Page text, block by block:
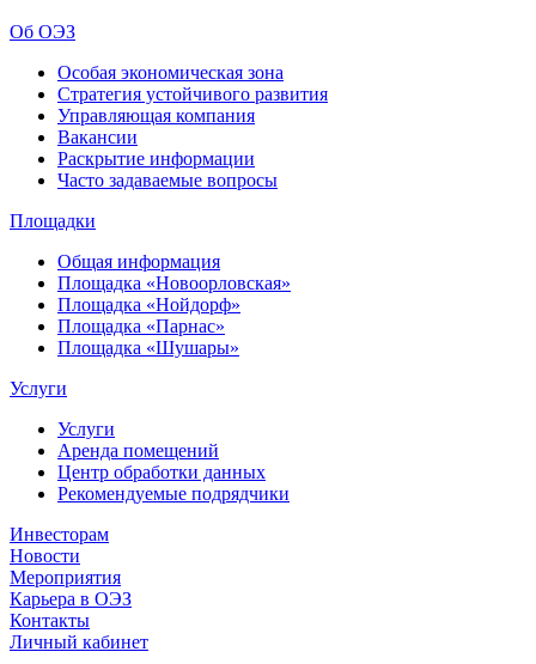
Об ОЭЗ
Особая экономическая зона
Стратегия устойчивого развития
Управляющая компания
Вакансии
Раскрытие информации
Часто задаваемые вопросы
Площадки
Общая информация
Площадка «Новоорловская»
Площадка «Нойдорф»
Площадка «Парнас»
Площадка «Шушары»
Услуги
Услуги
Аренда помещений
Центр обработки данных
Рекомендуемые подрядчики
Инвесторам
Новости
Мероприятия
Карьера в ОЭЗ
Контакты
Личный кабинет